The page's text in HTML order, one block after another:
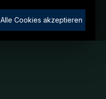
Alle Cookies akzeptieren